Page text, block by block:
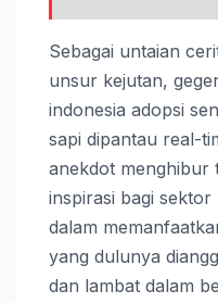
Sebagai untaian
unsur kejutan,
indonesia adopsi
sapi dipantau real-
anekdot menghibur
inspirasi bagi
dalam
yang dulunya
dan lambat dalam